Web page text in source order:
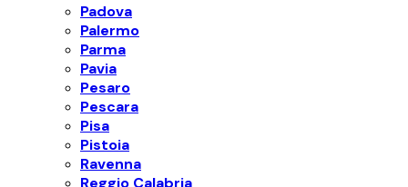
Padova
Palermo
Parma
Pavia
Pesaro
Pescara
Pisa
Pistoia
Ravenna
Reggio Calabria